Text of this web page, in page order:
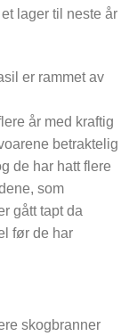
lager til neste år
er rammet av
år med kraftig
betraktelig
de har hatt flere
som
gått tapt da
før de har
skogbranner